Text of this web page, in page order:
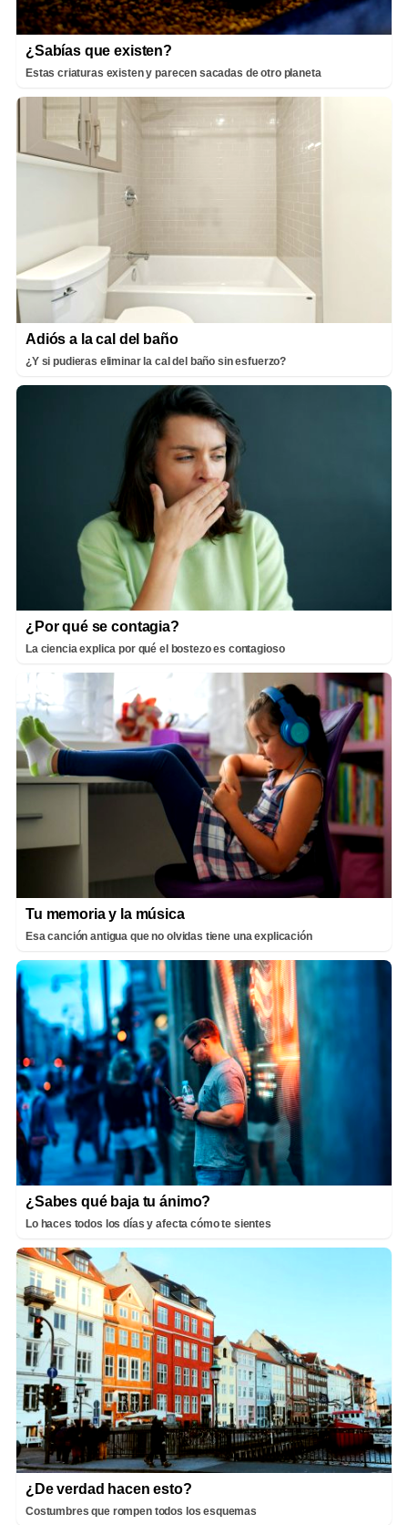
¿Sabías que existen?
Estas criaturas existen y parecen sacadas de otro planeta
Adiós a la cal del baño
¿Y si pudieras eliminar la cal del baño sin esfuerzo?
¿Por qué se contagia?
La ciencia explica por qué el bostezo es contagioso
Tu memoria y la música
Esa canción antigua que no olvidas tiene una explicación
¿Sabes qué baja tu ánimo?
Lo haces todos los días y afecta cómo te sientes
¿De verdad hacen esto?
Costumbres que rompen todos los esquemas